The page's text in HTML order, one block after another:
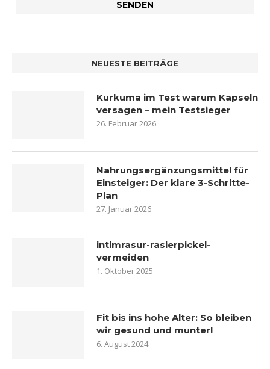
NEUESTE BEITRÄGE
Kurkuma im Test warum Kapseln
versagen – mein Testsieger
26. Februar 2026
Nahrungsergänzungsmittel für
Einsteiger: Der klare 3-Schritte-
Plan
27. Januar 2026
intimrasur-rasierpickel-
vermeiden
1. Oktober 2025
Fit bis ins hohe Alter: So bleiben
wir gesund und munter!
6. August 2024